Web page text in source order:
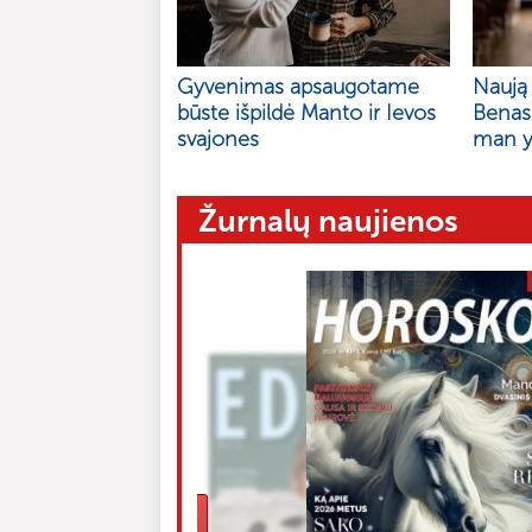
Gyvenimas apsaugotame
būste išpildė Manto ir Ievos
svajones
man
Žurnalų naujienos